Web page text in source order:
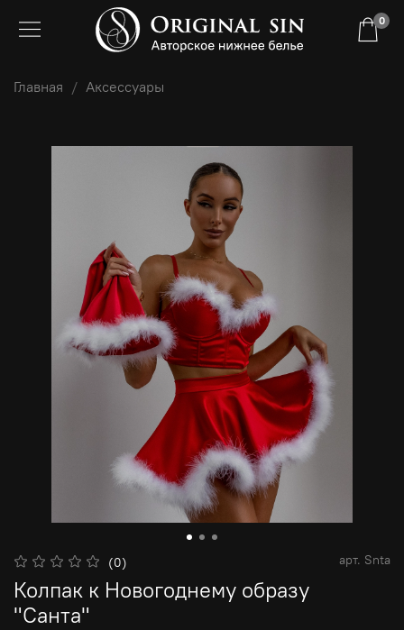
0
Главная Аксессуары
(0) арт. Snta
Колпак к Новогоднему образу
"Санта"